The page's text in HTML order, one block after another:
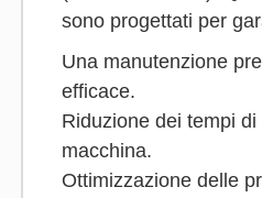
sono progettati per
Una manutenzione
efficace.
Riduzione dei tempi di
macchina.
Ottimizzazione delle